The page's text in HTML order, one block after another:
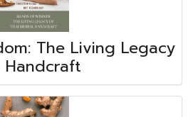
The Living Legacy
Handcraft